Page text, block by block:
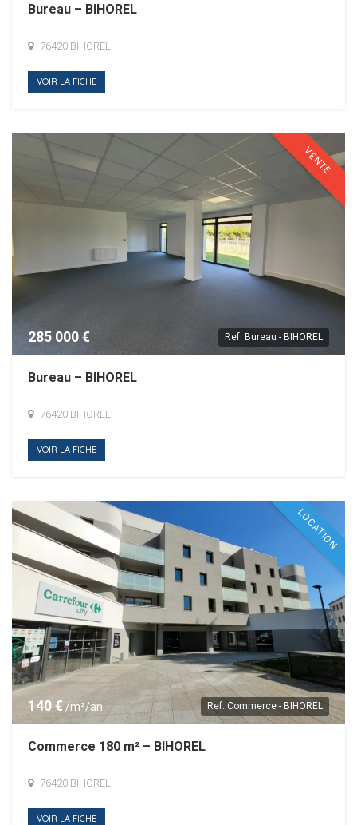
Bureau – BIHOREL
76420 BIHOREL
VOIR LA FICHE
VENTE
285 000 € Ref. Bureau - BIHOREL
Bureau – BIHOREL
76420 BIHOREL
VOIR LA FICHE
LOCATION
140 € /m²/an. Ref. Commerce - BIHOREL
Commerce 180 m² – BIHOREL
76420 BIHOREL
VOIR LA FICHE